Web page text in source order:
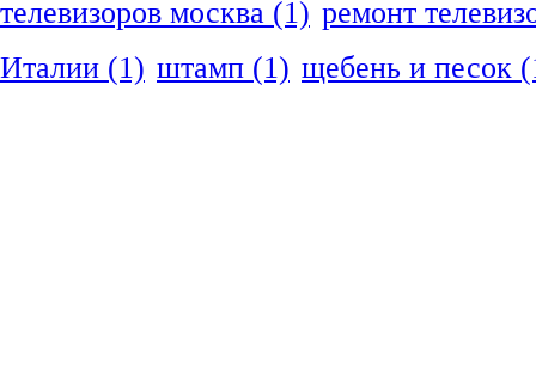
телевизоров москва (1) ремонт
Италии (1) штамп (1) щебень и песок